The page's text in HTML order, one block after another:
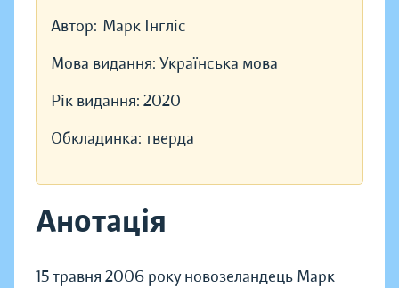
Автор: Марк Інгліс
Мова видання: Українська мова
Рік видання: 2020
Обкладинка: тверда
Анотація
15 травня 2006 року новозеландець Марк